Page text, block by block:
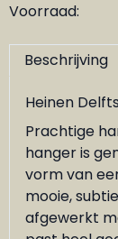
Voorraad:
Beschrijving
Heinen
Prachtige
hanger is
vorm van
mooie,
afgewerkt